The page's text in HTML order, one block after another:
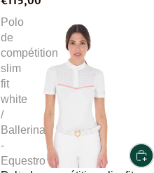
Polo
de
compétition
slim
fit
white
/
Ballerina
-
Equestro